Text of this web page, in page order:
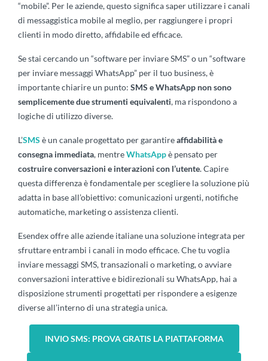
“mobile”. Per le aziende, questo significa saper utilizzare i canali
di messaggistica mobile al meglio, per raggiungere i propri
clienti in modo diretto, affidabile ed efficace.
Se stai cercando un “software per inviare SMS” o un “software
per inviare messaggi WhatsApp” per il tuo business, è
importante chiarire un punto: SMS e WhatsApp non sono
semplicemente due strumenti equivalenti, ma rispondono a
logiche di utilizzo diverse.
L’SMS è un canale progettato per garantireaffidabilità e
consegna immediata, mentreWhatsAppè pensato per
costruire conversazioni e interazioni con l’utente. Capire
questa differenza è fondamentale per scegliere la soluzione più
adatta in base all’obiettivo: comunicazioni urgenti, notifiche
automatiche, marketing o assistenza clienti.
Esendex offre alle aziende italiane una soluzione integrata per
sfruttare entrambi i canali in modo efficace. Che tu voglia
inviare messaggi SMS, transazionali o marketing, o avviare
conversazioni interattive e bidirezionali su WhatsApp, hai a
disposizione strumenti progettati per rispondere a esigenze
diverse all’interno di una strategia unica.
INVIO SMS: PROVA GRATIS LA PIATTAFORMA